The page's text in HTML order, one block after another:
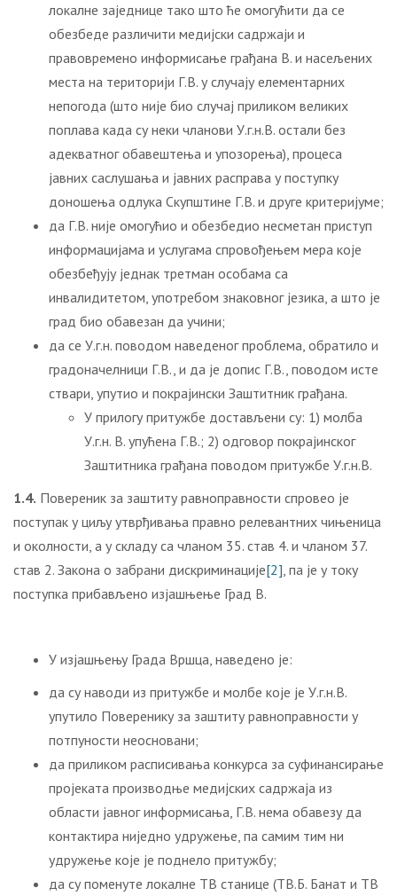
локалне заједнице тако што ће омогућити да се
обезбеде различити медијски садржаји и
правовремено информисање грађана В. и насељених
места на територији Г.В. у случају елементарних
непогода (што није био случај приликом великих
поплава када су неки чланови У.г.н.В. остали без
адекватног обавештења и упозорења), процеса
јавних саслушања и јавних расправа у поступку
доношења одлука Скупштине Г.В. и друге критеријуме;
да Г.В. није омогућио и обезбедио несметан приступ
информацијама и услугама спровођењем мера које
обезбеђују једнак третман особама са
инвалидитетом, употребом знаковног језика, а што је
град био обавезан да учини;
да се У.г.н. поводом наведеног проблема, обратило и
градоначелници Г.В., и да је допис Г.В., поводом исте
ствари, упутио и покрајински Заштитник грађана.
У прилогу притужбе достављени су: 1) молба
У.г.н. В. упућена Г.В.; 2) одговор покрајинског
Заштитника грађана поводом притужбе У.г.н.В.
1.4. Повереник за заштиту равноправности спровео је
поступак у циљу утврђивања правно релевантних чињеница
и околности, a у складу са чланом 35. став 4. и чланом 37.
став 2. Закона о забрани дискриминације[2], па је у току
поступка прибављено изјашњење Град В.
У изјашњењу Града Вршца, наведено је:
да су наводи из притужбе и молбе које је У.г.н.В.
упутило Поверенику за заштиту равноправности у
потпуности неосновани;
да приликом расписивања конкурса за суфинансирање
пројеката производње медијских садржаја из
области јавног информисања, Г.В. нема обавезу да
контактира ниједно удружење, па самим тим ни
удружење које је поднело притужбу;
да су поменуте локалне ТВ станице (ТВ.Б. Банат и ТВ